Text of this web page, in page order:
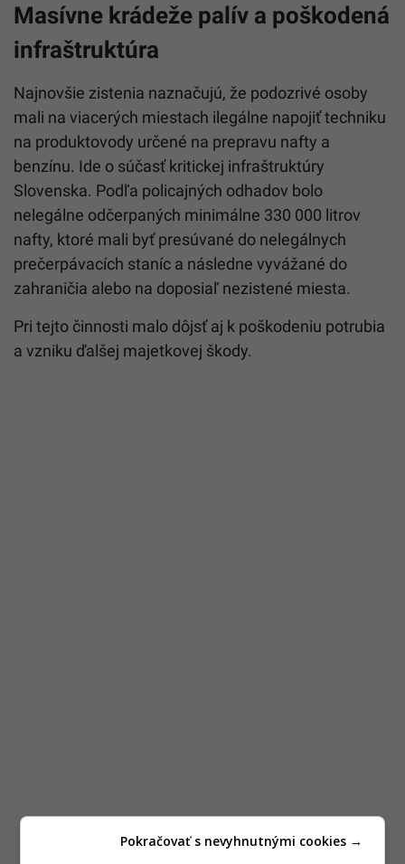
Masívne krádeže palív a poškodená
infraštruktúra
Najnovšie zistenia naznačujú, že podozrivé osoby
mali na viacerých miestach ilegálne napojiť techniku
na produktovody určené na prepravu nafty a
benzínu. Ide o súčasť kritickej infraštruktúry
Slovenska. Podľa policajných odhadov bolo
nelegálne odčerpaných minimálne 330 000 litrov
nafty, ktoré mali byť presúvané do nelegálnych
prečerpávacích staníc a následne vyvážané do
zahraničia alebo na doposiaľ nezistené miesta.
Pri tejto činnosti malo dôjsť aj k poškodeniu potrubia
a vzniku ďalšej majetkovej škody.
Pokračovať s nevyhnutnými cookies →